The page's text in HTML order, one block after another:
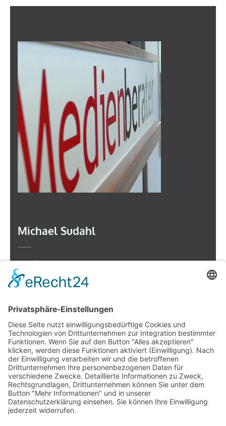
Michael Sudahl
Beethovenstr. 4
73614 Schorndorf
Telefon: 07181 477 9998
Leonhard Fromm
Goethestr. 27
73614 Schorndorf
Telefon. 07181 4769906
E-Mail:fromm@der-medienberater.de